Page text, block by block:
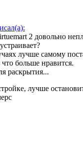
2 довольно
лучше самому
что больше нравится.
раскрытия...
лучше